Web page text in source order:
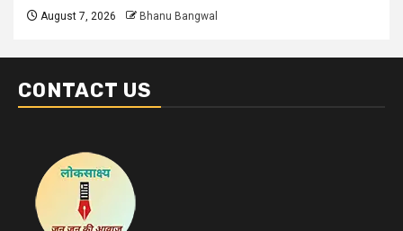
August 7, 2026 Bhanu Bangwal
CONTACT US